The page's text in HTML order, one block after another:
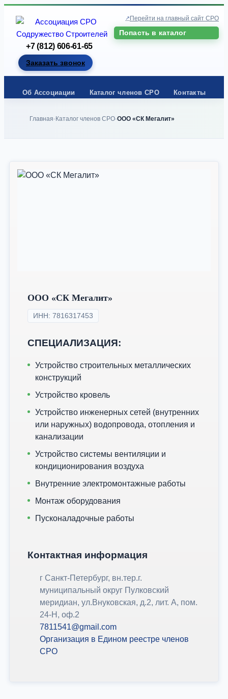
Перейти на главный сайт СРО
Попасть в каталог
+7 (812) 606-61-65
Заказать звонок
Об Ассоциации Каталог членов СРО Контакты
Главная- Каталог членов СРО-ООО «СК Мегалит»
ООО «СК Мегалит»
ИНН: 7816317453
СПЕЦИАЛИЗАЦИЯ:
Устройство строительных металлических
конструкций
Устройство кровель
Устройство инженерных сетей (внутренних
или наружных) водопровода, отопления и
канализации
Устройство системы вентиляции и
кондиционирования воздуха
Внутренние электромонтажные работы
Монтаж оборудования
Пусконаладочные работы
Контактная информация
г Санкт-Петербург, вн.тер.г.
муниципальный округ Пулковский
меридиан, ул.Внуковская, д.2, лит. А, пом.
24-Н, оф.2
7811541@gmail.com
Организация в Едином реестре членов
СРО